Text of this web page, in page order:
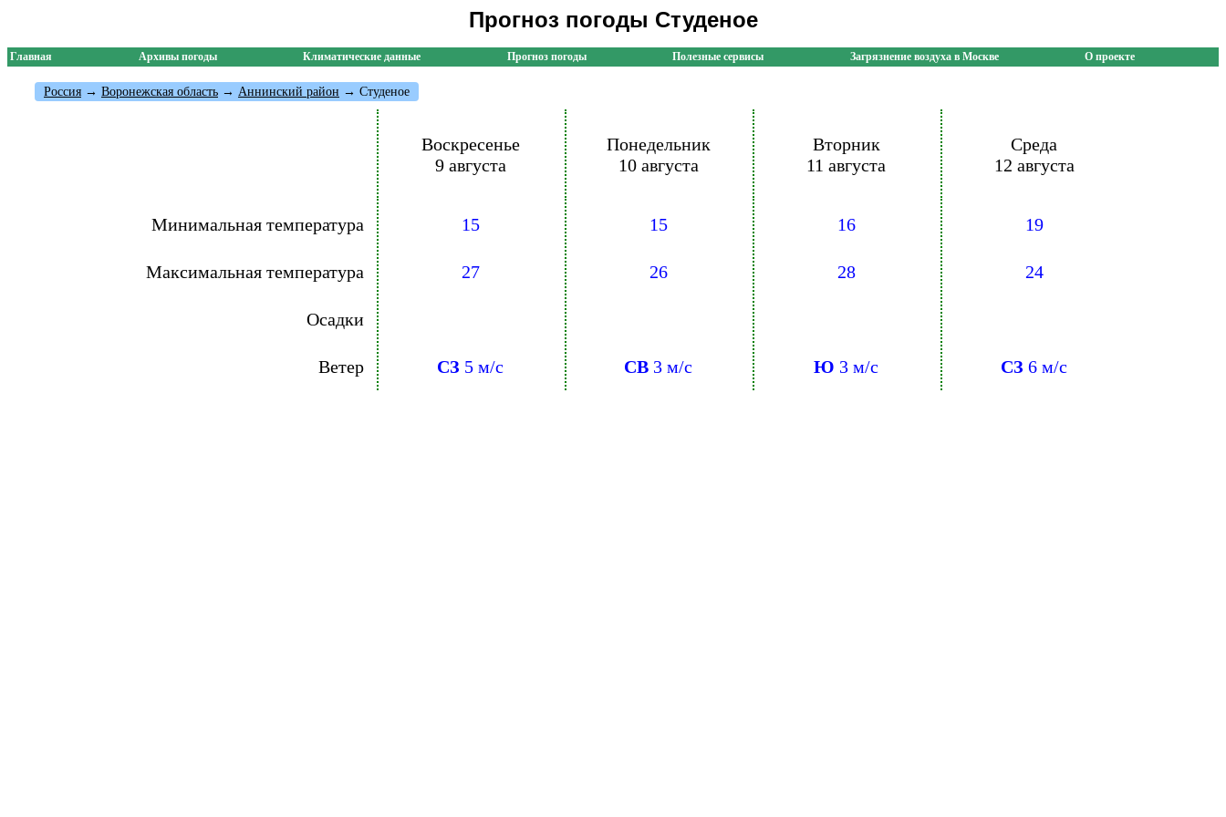
Прогноз погоды Студеное
Главная Архивы погоды Климатические данные Прогноз погоды Полезные сервисы Загрязнение воздуха в Москве О проекте
Россия → Воронежская область → Аннинский район → Студеное
Воскресенье
9 августа
Понедельник
10 августа
Вторник
11 августа
Среда
12 августа
Минимальная температура 15 15 16 19
Максимальная температура 27 26 28 24
Осадки
Ветер СЗ 5 м/с СВ 3 м/с Ю 3 м/с СЗ 6 м/с